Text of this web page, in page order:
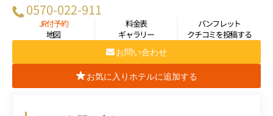
0570-022-911
JR付予約 料金表
パンフレット
地図
ギャラリー クチコミを投稿する
お問い合わせ
お気に入りホテルに追加する